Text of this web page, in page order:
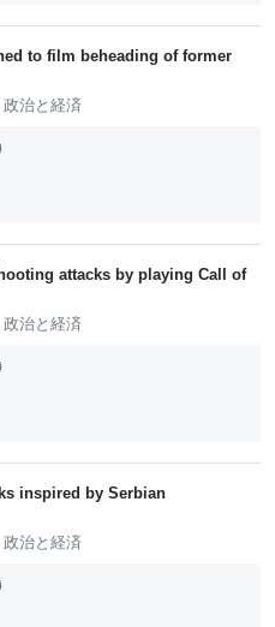
to film beheading of former
政治と経済
attacks by playing Call of
政治と経済
inspired by Serbian
政治と経済